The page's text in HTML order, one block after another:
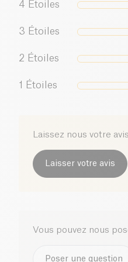
4 Étoiles
3 Étoiles
2 Étoiles
1 Étoiles
Laissez nous votre
Laisser votre avis
Vous pouvez nous
Poser une question